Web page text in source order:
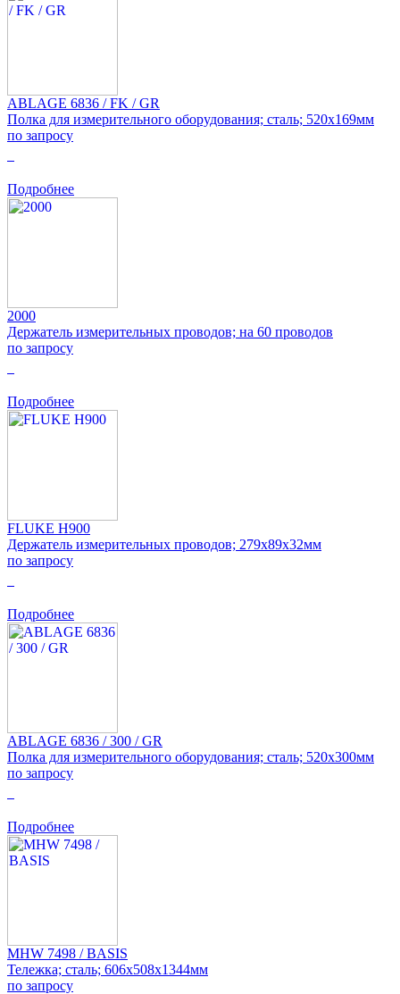
ABLAGE 6836 / FK / GR
Полка для измерительного оборудования; сталь; 520x169мм
по запросу
Подробнее
2000
Держатель измерительных проводов; на 60 проводов
по запросу
Подробнее
FLUKE H900
Держатель измерительных проводов; 279x89x32мм
по запросу
Подробнее
ABLAGE 6836 / 300 / GR
Полка для измерительного оборудования; сталь; 520x300мм
по запросу
Подробнее
MHW 7498 / BASIS
Тележка; сталь; 606x508x1344мм
по запросу